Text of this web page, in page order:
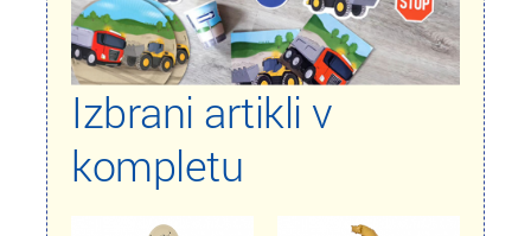
Izbrani artikli v
kompletu